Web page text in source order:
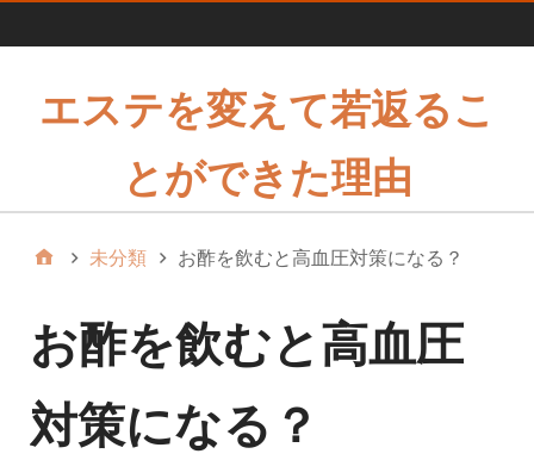
エステを変えて若返るこ
とができた理由
未分類 お酢を飲むと高血圧対策になる？
お酢を飲むと高血圧
対策になる？